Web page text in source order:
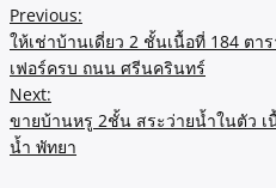
Post
navigation
Previous:
ให้เช่าบ้านเดี่ยว 2 ชั้นเนื้อที่ 184 ตา
เฟอร์ครบ ถนน ศรีนครินทร์
Next:
ขายบ้านหรู 2ชั้น สระว่ายน้ำในตัว
น้ำ พัทยา